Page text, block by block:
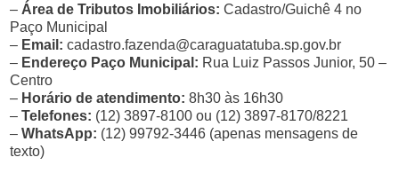
– Área de Tributos Imobiliários: Cadastro/Guichê 4 no
Paço Municipal
– Email: cadastro.fazenda@caraguatatuba.sp.gov.br
– Endereço Paço Municipal: Rua Luiz Passos Junior, 50 –
Centro
– Horário de atendimento: 8h30 às 16h30
–Telefones: (12) 3897-8100 ou (12) 3897-8170/8221
–WhatsApp: (12) 99792-3446 (apenas mensagens de
texto)